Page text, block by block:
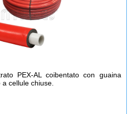
PEX-AL coibentato con guaina
cellule chiuse.